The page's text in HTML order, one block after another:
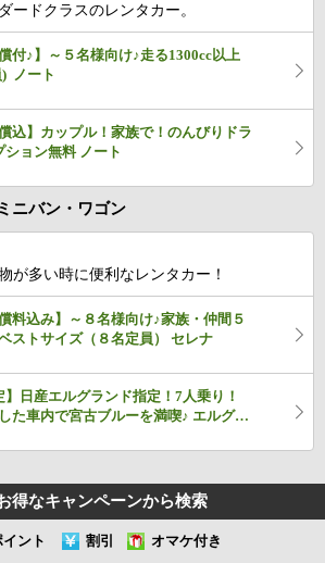
得なキャンペーンから検索
イント
割引 オマケ付き
ードクラスのレンタカー。
償付♪】～５名様向け♪走る1300cc以上
ノート
償込】カップル！家族で！のんびりドラ
ション無料 ノート
ニバン・ワゴン
が多い時に便利なレンタカー！
償料込み】～８名様向け♪家族・仲間５
ストサイズ（８名定員） セレナ
】日産エルグランド指定！7人乗り！
た車内で宮古ブルーを満喫♪ エルグラ